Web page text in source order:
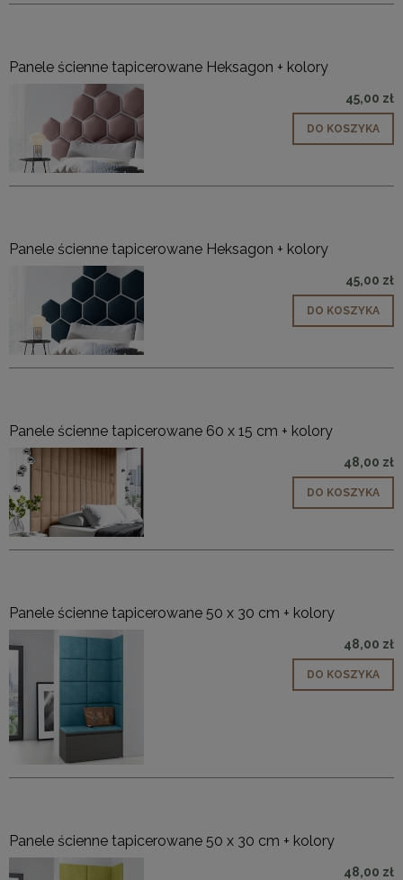
Panele ścienne tapicerowane Heksagon + kolory
45,00 zł
DO KOSZYKA
Panele ścienne tapicerowane Heksagon + kolory
45,00 zł
DO KOSZYKA
Panele ścienne tapicerowane 60 x 15 cm + kolory
48,00 zł
DO KOSZYKA
Panele ścienne tapicerowane 50 x 30 cm + kolory
48,00 zł
DO KOSZYKA
Panele ścienne tapicerowane 50 x 30 cm + kolory
48,00 zł